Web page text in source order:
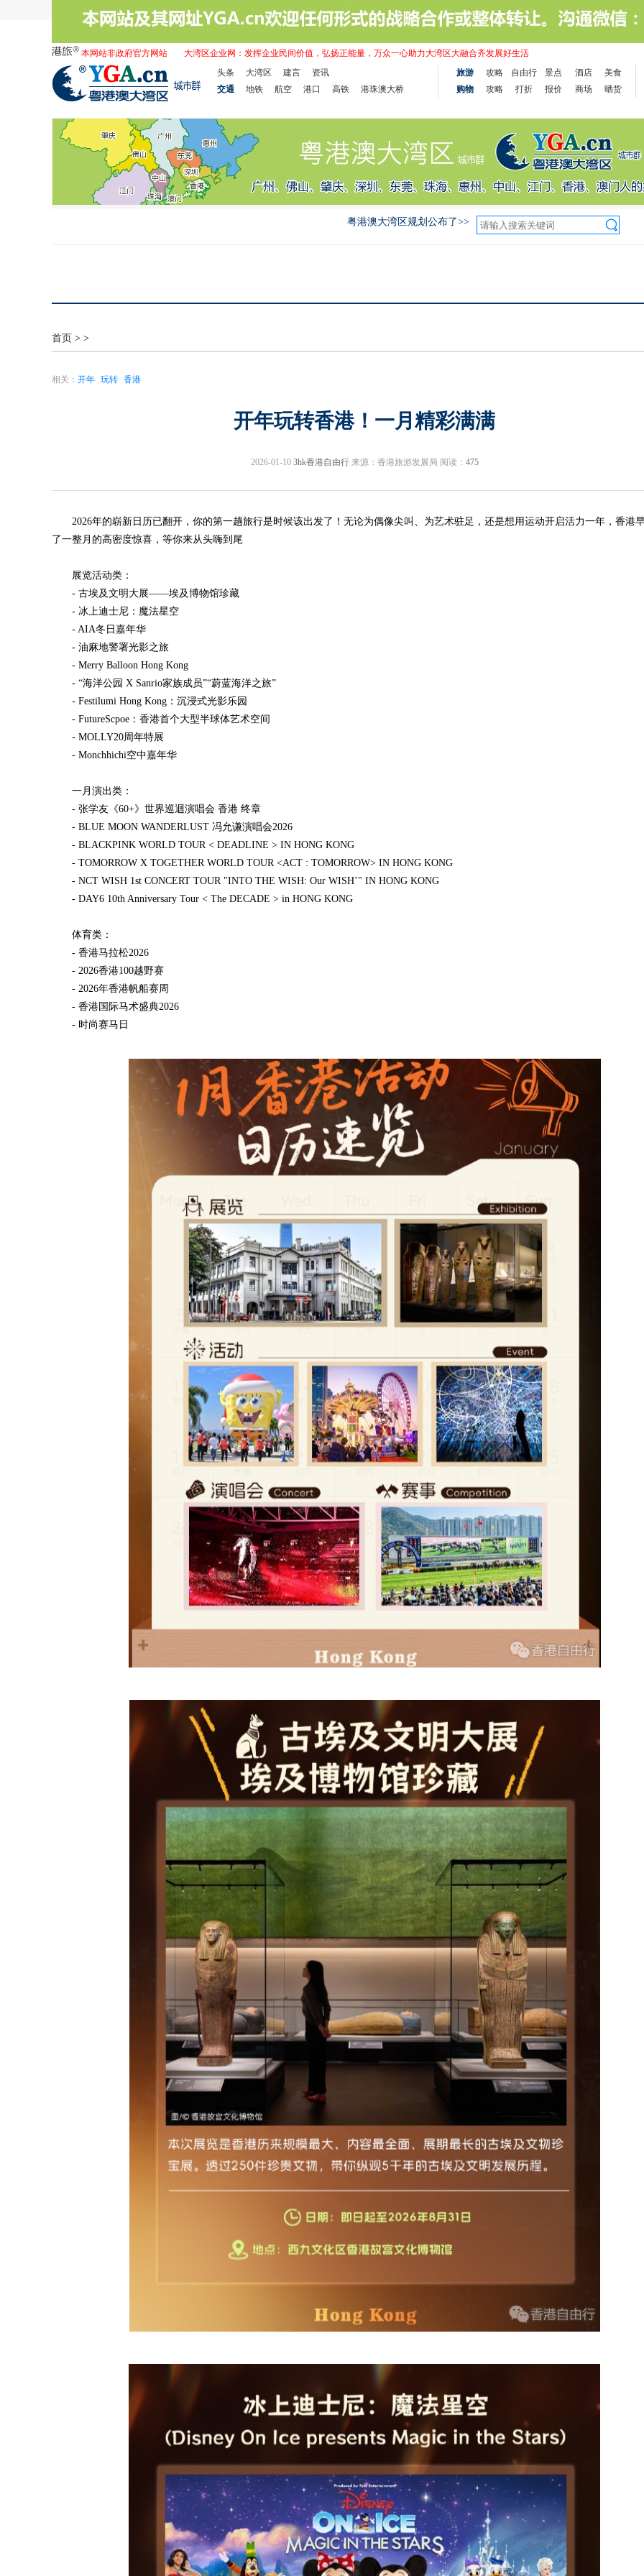
本网站非政府官方网站
大湾区企业网：发挥企业民间价值，弘扬正能量，万众一心助力大湾区大融合齐发展好生活
头条
大湾区 建言
资讯
交通
地铁 航空 港口 高铁 港珠澳大桥
旅游 攻略 自由行 景点 酒店
美食
购物
攻略 打折 报价 商场 晒货
粤港澳大湾区规划公布了>>
首页 > >
相关： 开年 玩转 香港
开年玩转香港！一月精彩满满
2026-01-10 3hk香港自由行来源：香港旅游发展局 阅读： 475
2026年的崭新日历已翻开，你的第一趟旅行是时候该出发了！无论为偶像尖叫、为艺术驻足，还是想用运动开启活力一年，香港
了一整月的高密度惊喜，等你来从头嗨到尾
展览活动类：
- 古埃及文明大展——埃及博物馆珍藏
- 冰上迪士尼：魔法星空
- AIA冬日嘉年华
- 油麻地警署光影之旅
- Merry Balloon Hong Kong
- “海洋公园 X Sanrio家族成员”“蔚蓝海洋之旅”
- Festilumi Hong Kong：沉浸式光影乐园
- FutureScpoe：香港首个大型半球体艺术空间
- MOLLY20周年特展
- Monchhichi空中嘉年华
一月演出类：
- 张学友《60+》世界巡迴演唱会 香港 终章
- BLUE MOON WANDERLUST 冯允谦演唱会2026
- BLACKPINK WORLD TOUR < DEADLINE > IN HONG KONG
- TOMORROW X TOGETHER WORLD TOUR <ACT : TOMORROW> IN HONG KONG
- NCT WISH 1st CONCERT TOUR "INTO THE WISH: Our WISH’" IN HONG KONG
- DAY6 10th Anniversary Tour < The DECADE > in HONG KONG
体育类：
- 香港马拉松2026
- 2026香港100越野赛
- 2026年香港帆船赛周
- 香港国际马术盛典2026
- 时尚赛马日